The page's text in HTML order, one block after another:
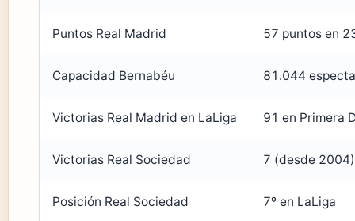
Puntos Real Madrid 57 puntos en
Capacidad Bernabéu 81.044
Victorias Real Madrid en LaLiga 91 en Primera
Victorias Real Sociedad 7 (desde 2004)
Posición Real Sociedad 7º en LaLiga